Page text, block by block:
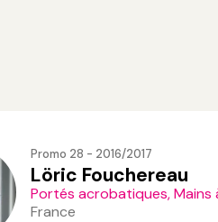
Promo 28 - 2016/2017
Löric Fouchereau
Portés acrobatiques, Mains
France